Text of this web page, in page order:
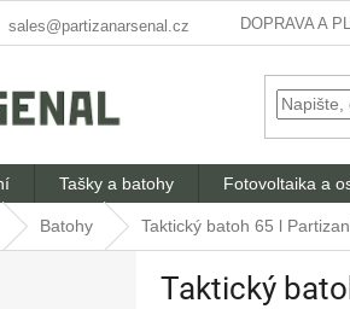
sales@partizanarsenal.cz DOPRAVA A
Tašky a batohy Fotovoltaika a
Batohy Taktický batoh 65 l
Taktický